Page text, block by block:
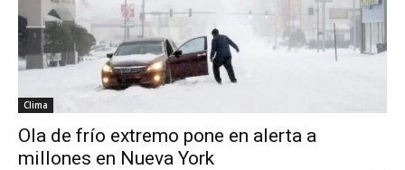
Clima
Ola de frío extremo pone en alerta a
millones en Nueva York